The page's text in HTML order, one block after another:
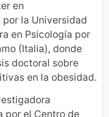
en
la Universidad
en Psicología por
(Italia), donde
doctoral sobre
en la obesidad.
por el Centro de